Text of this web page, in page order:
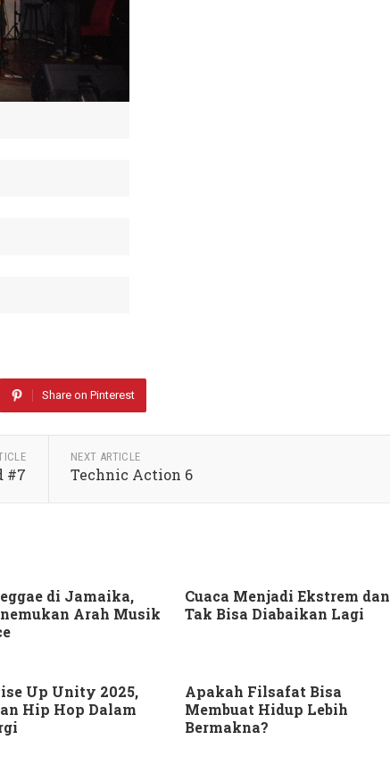
Share on Pinterest
#7
NEXT ARTICLE
Technic Action 6
di Jamaika,
Arah Musik
Cuaca Menjadi Ekstrem dan
Tak Bisa Diabaikan Lagi
Up Unity 2025,
Hip Hop Dalam
Apakah Filsafat Bisa
Membuat Hidup Lebih
Bermakna?